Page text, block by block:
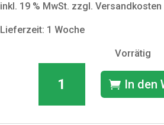
inkl. 19 % MwSt. zzgl. Versandkosten
Lieferzeit: 1 Woche
Vorrätig
Lebens"
In den